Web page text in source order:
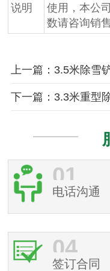
说明
使用，本公
数请咨询销售
上一篇：3.5米除雪
下一篇：3.3米重型
01
电话沟通
04
签订合同